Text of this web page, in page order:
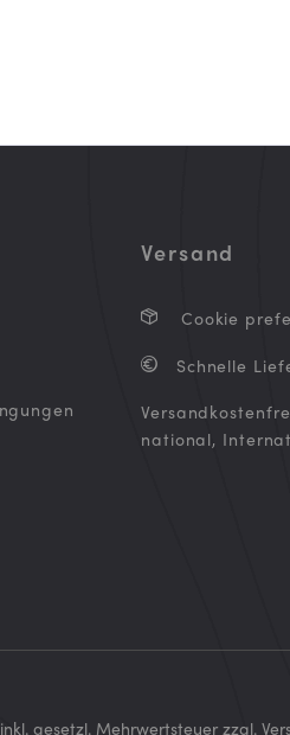
Versand
Cookie
Schnelle
national,
gesetzl. Mehrwertsteuer zzgl.